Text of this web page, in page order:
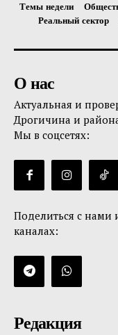
Темы недели
Реальный сектор
О нас
Актуальная и
Дрогичина и
Мы в соцсетях:
Поделиться с
каналах:
Редакция